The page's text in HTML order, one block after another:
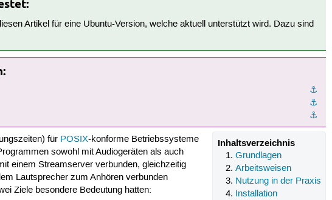
Artikel für eine Ubuntu-Version, welche aktuell unterstützt wird. Dazu sind
⚓︎
⚓︎
⚓︎
Inhaltsverzeichnis
Grundlagen
Arbeitsweisen
Nutzung in der Praxis
Installation
für POSIX-konforme Betriebssysteme
sowohl mit Audiogeräten als auch
einem Streamserver verbunden, gleichzeitig
Lautsprecher zum Anhören verbunden
Ziele besondere Bedeutung hatten: